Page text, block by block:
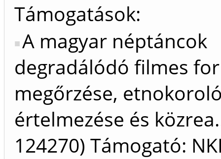
Támogatások:
A magyar néptáncok
degradálódó filmes
megőrzése,
értelmezése és
124270) Támogató: